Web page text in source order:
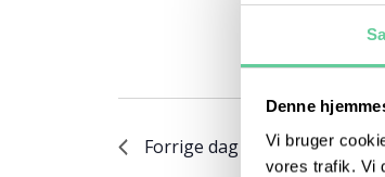
Denne
Vi bruger
vores trafik. Vi
Forrige dag